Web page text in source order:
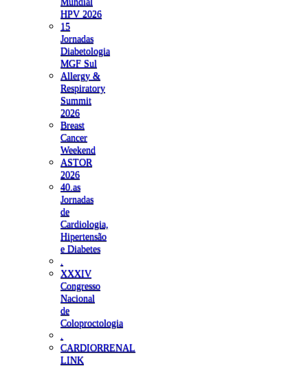
HPV 2026
15
Jornadas
Diabetologia
MGF Sul
Allergy &
Respiratory
Summit
2026
Breast
Cancer
Weekend
ASTOR
2026
40.as
Jornadas
de
Cardiologia,
Hipertensão
e Diabetes
XXXIV
Congresso
Nacional
de
Coloproctologia
CARDIORRENAL
LINK